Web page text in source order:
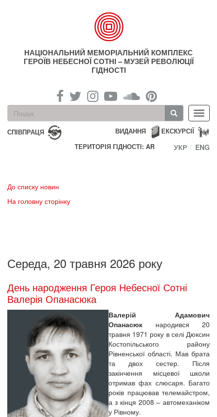
НАЦІОНАЛЬНИЙ МЕМОРІАЛЬНИЙ КОМПЛЕКС
ГЕРОЇВ НЕБЕСНОЇ СОТНІ – МУЗЕЙ РЕВОЛЮЦІЇ
ГІДНОСТІ
Пошукова
форма
Пошук
СПІВПРАЦЯ ЕКСКУРСІЇ
ВИДАННЯ
ТЕРИТОРІЯ ГІДНОСТІ: AR
УКР ENG
До списку новин
На головну сторінку
Середа, 20 травня 2026 року
День народження Героя Небесної Сотні
Валерія Опанасюка
Валерій Адамович
Опанасюк народився 20
травня 1971 року в селі Дюксин
Костопільського району
Рівненської області. Мав брата
та двох сестер. Після
закінчення місцевої школи
отримав фах слюсаря. Багато
років працював телемайстром,
а з кінця 2008 – автомеханіком
у Рівному.